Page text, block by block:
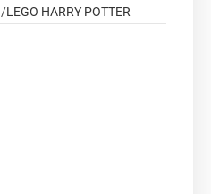
/LEGO HARRY POTTER